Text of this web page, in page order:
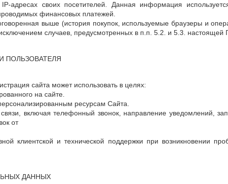
адресах своих посетителей. Данная информация
финансовых платежей.
выше (история покупок, используемые браузеры и
случаев, предусмотренных в п.п. 5.2. и 5.3. настоящей
ПОЛЬЗОВАТЕЛЯ
сайта может использовать в целях:
на сайте.
ресурсам Сайта.
включая телефонный звонок, направление уведомлений,
от
клиентской и технической поддержки при возникновении
ДАННЫХ